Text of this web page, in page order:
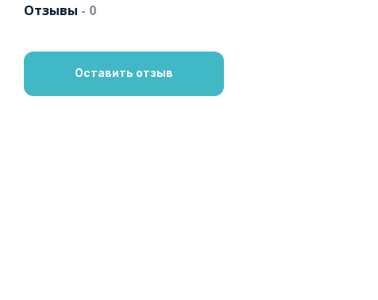
Отзывы - 0
Оставить отзыв